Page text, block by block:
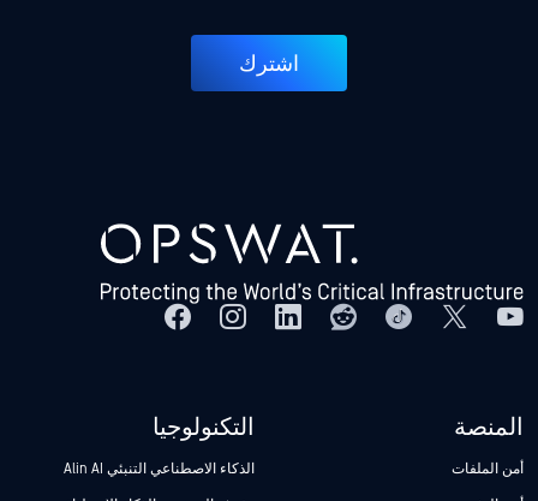
اشترك
المنصة
أمن الملفات
التكنولوجيا
الذكاء الاصطناعي التنبئي Alin AI